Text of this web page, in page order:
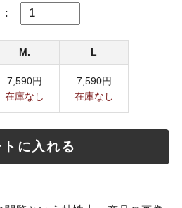
:
M. L
7,590円
在庫なし
7,590円
在庫なし
トに入れる